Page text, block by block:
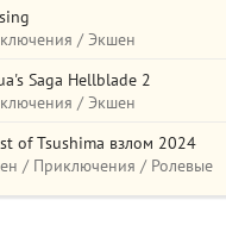
/ Экшен
Saga Hellblade 2
/ Экшен
of Tsushima взлом 2024
/ Приключения / Ролевые